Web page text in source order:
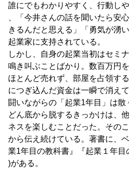
誰にでもわかりやすく、行動し
、「今井さんの話を聞いたら安
きるんだと思える」「勇気が湧
起業家に支持されている。
しかし、自身の起業当初はセミ
鳴き叫ぶことばかり。数百万円
ほとんど売れず、部屋を占領す
につぎ込んだ資金は一瞬で消え
闘いながらの「起業1年目」は散
どん底から脱するきっかけは、
ネスを楽しむことだった。その
から伝え続けている。著書に、
業1年目の教科書』『起業１年目
)がある。